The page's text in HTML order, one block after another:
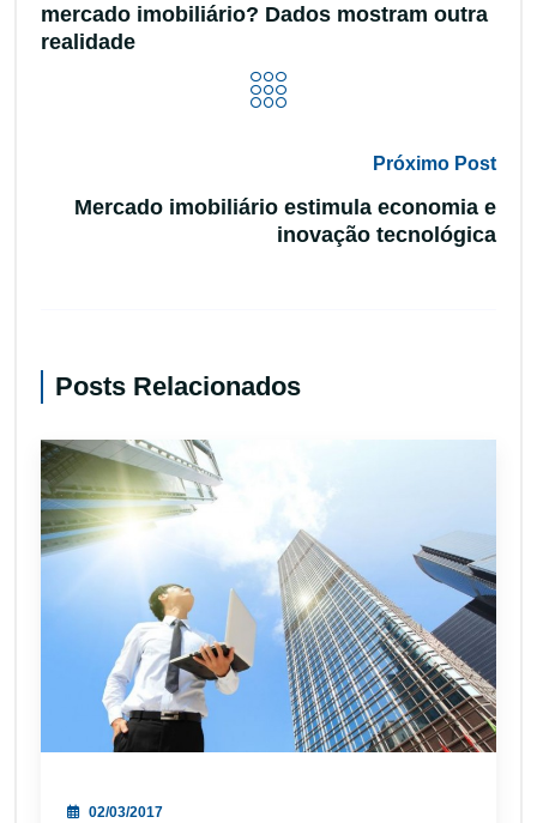
mercado imobiliário? Dados mostram outra
realidade
Próximo Post
Mercado imobiliário estimula economia e
inovação tecnológica
Posts Relacionados
02/03/2017